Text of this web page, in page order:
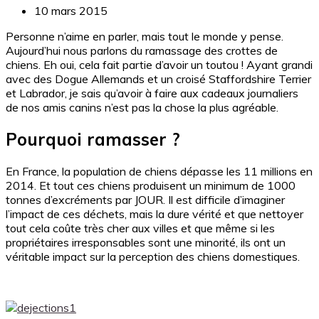
10 mars 2015
Personne n’aime en parler, mais tout le monde y pense.
Aujourd’hui nous parlons du ramassage des crottes de
chiens. Eh oui, cela fait partie d’avoir un toutou ! Ayant grandi
avec des Dogue Allemands et un croisé Staffordshire Terrier
et Labrador, je sais qu’avoir à faire aux cadeaux journaliers
de nos amis canins n’est pas la chose la plus agréable.
Pourquoi ramasser ?
En France, la population de chiens dépasse les 11 millions en
2014. Et tout ces chiens produisent un minimum de 1000
tonnes d’excréments par JOUR. Il est difficile d’imaginer
l’impact de ces déchets, mais la dure vérité et que nettoyer
tout cela coûte très cher aux villes et que même si les
propriétaires irresponsables sont une minorité, ils ont un
véritable impact sur la perception des chiens domestiques.